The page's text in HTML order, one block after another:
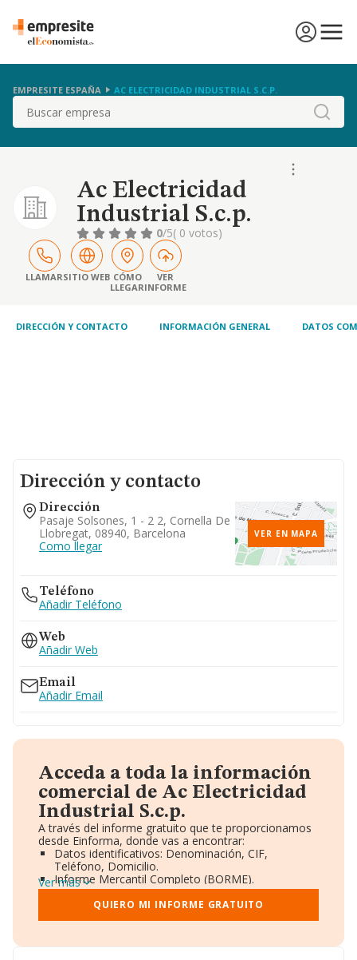
EMPRESITE ESPAÑA AC ELECTRICIDAD INDUSTRIAL S.C.P.
Buscar
Ac Electricidad
Industrial S.c.p.
0/5( 0 votos)
LLAMARSITIO WEB CÓMO
LLEGAR
VER
INFORME
DIRECCIÓN Y CONTACTO INFORMACIÓN GENERAL DATOS
Dirección y contacto
Dirección
Pasaje Solsones, 1 - 2 2, Cornella De
Llobregat, 08940, Barcelona
Como llegar
VER EN MAPA
Teléfono
Añadir Teléfono
Web
Añadir Web
Email
Añadir Email
Acceda a toda la información
comercial de Ac Electricidad
Industrial S.c.p.
A través del informe gratuito que te proporcionamos
desde Einforma, donde vas a encontrar:
Datos identificativos: Denominación, CIF,
Teléfono, Domicilio.
Informe Mercantil Completo (BORME).
Gráficos de Evolución Ventas y Empleados.
Consejo de Administración y Administradores.
Directivos y Ejecutivos.
Ver más
QUIERO MI INFORME GRATUITO